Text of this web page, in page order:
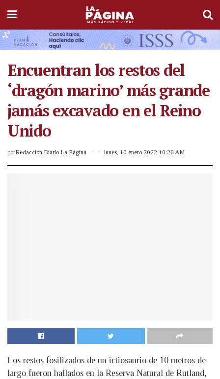
Encuentran los restos del
‘dragón marino’ más grande
jamás excavado en el Reino
Unido
porRedacción Diario La Página lunes, 10 enero 2022 10:26 AM
Los restos fosilizados de un ictiosaurio de 10 metros de
largo fueron hallados en la Reserva Natural de Rutland,